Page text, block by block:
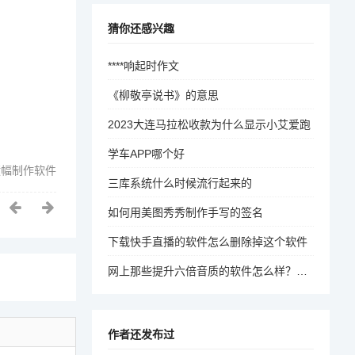
制作软件
猜你还感兴趣
****响起时作文
《柳敬亭说书》的意思
2023大连马拉松收款为什么显示小艾爱跑
学车APP哪个好
三库系统什么时候流行起来的
如何用美图秀秀制作手写的签名
下载快手直播的软件怎么删除掉这个软件
网上那些提升六倍音质的软件怎么样？有哪些推荐
作者还发布过